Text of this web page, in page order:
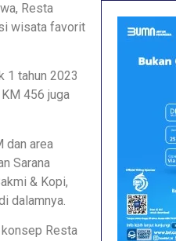
Resta
wisata favorit
1 tahun 2023
456 juga
dan area
Sarana
& Kopi,
dalamnya.
Resta